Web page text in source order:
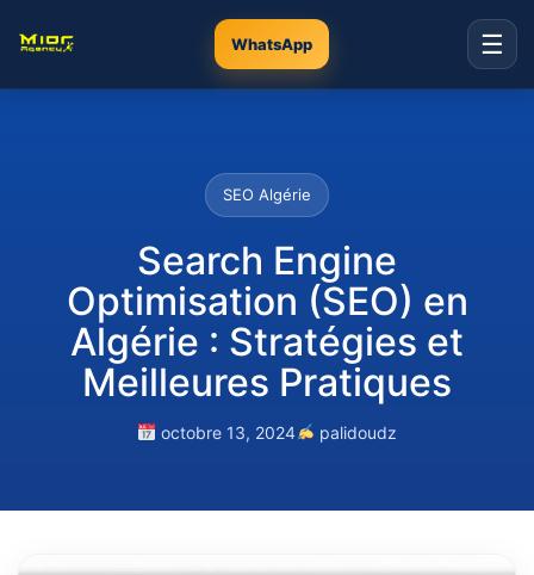
WhatsApp ☰
SEO Algérie
Search Engine
Optimisation (SEO) en
Algérie : Stratégies et
Meilleures Pratiques
octobre 13, 2024 palidoudz